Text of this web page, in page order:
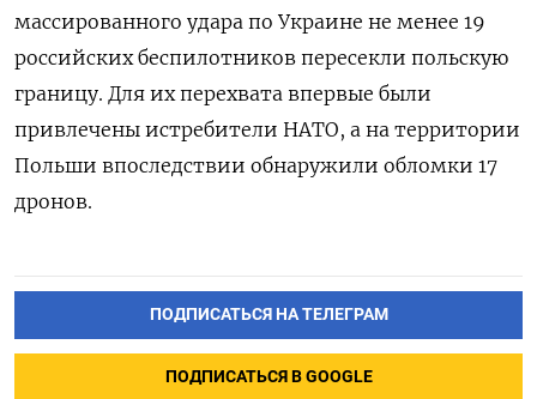
массированного удара по Украине не менее 19
российских беспилотников пересекли польскую
границу. Для их перехвата впервые были
привлечены истребители НАТО, а на территории
Польши впоследствии обнаружили обломки 17
дронов.
ПОДПИСАТЬСЯ НА ТЕЛЕГРАМ
ПОДПИСАТЬСЯ В GOOGLE